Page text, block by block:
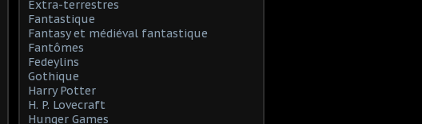
Extra-terrestres
Fantastique
Fantasy et médiéval fantastique
Fantômes
Fedeylins
Gothique
Harry Potter
H. P. Lovecraft
Hunger Games